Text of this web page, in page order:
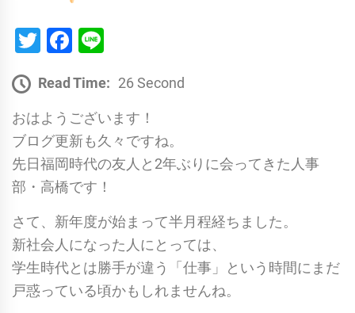
TwitterFacebook
Read Time: 26 Second
おはようございます！
ブログ更新も久々ですね。
先日福岡時代の友人と2年ぶりに会ってきた人事
部・高橋です！
さて、新年度が始まって半月程経ちました。
新社会人になった人にとっては、
学生時代とは勝手が違う「仕事」という時間にまだ
戸惑っている頃かもしれませんね。